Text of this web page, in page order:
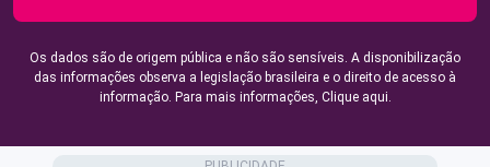
Os dados são de origem pública e não são sensíveis. A disponibilização
das informações observa a legislação brasileira e o direito de acesso à
informação. Para mais informações, Clique aqui.